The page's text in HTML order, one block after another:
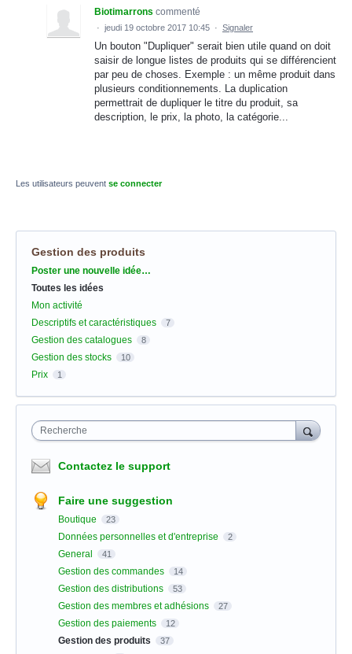
Biotimarrons commenté
· jeudi 19 octobre 2017 10:45 · Signaler
Un bouton "Dupliquer" serait bien utile quand on doit
saisir de longue listes de produits qui se différencient
par peu de choses. Exemple : un même produit dans
plusieurs conditionnements. La duplication
permettrait de dupliquer le titre du produit, sa
description, le prix, la photo, la catégorie...
Les utilisateurs peuvent se connecter
Gestion des produits
Catégories
Poster une nouvelle idée…
Toutes les idées
Mon activité
Descriptifs et caractéristiques
7
Gestion des catalogues 8
Gestion des stocks 10
Prix 1
Recherche
Contactez le support
Faire une suggestion
Boutique 23
Données personnelles et d'entreprise 2
General 41
Gestion des commandes 14
Gestion des distributions 53
Gestion des membres et adhésions 27
Gestion des paiements 12
Gestion des produits 37